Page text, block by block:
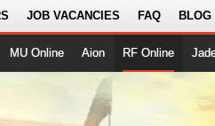
JOB VACANCIES FAQ BLOG
MU Online Aion RF Online